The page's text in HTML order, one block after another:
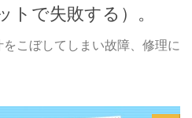
トで失敗する）。
こぼしてしまい故障、修理に